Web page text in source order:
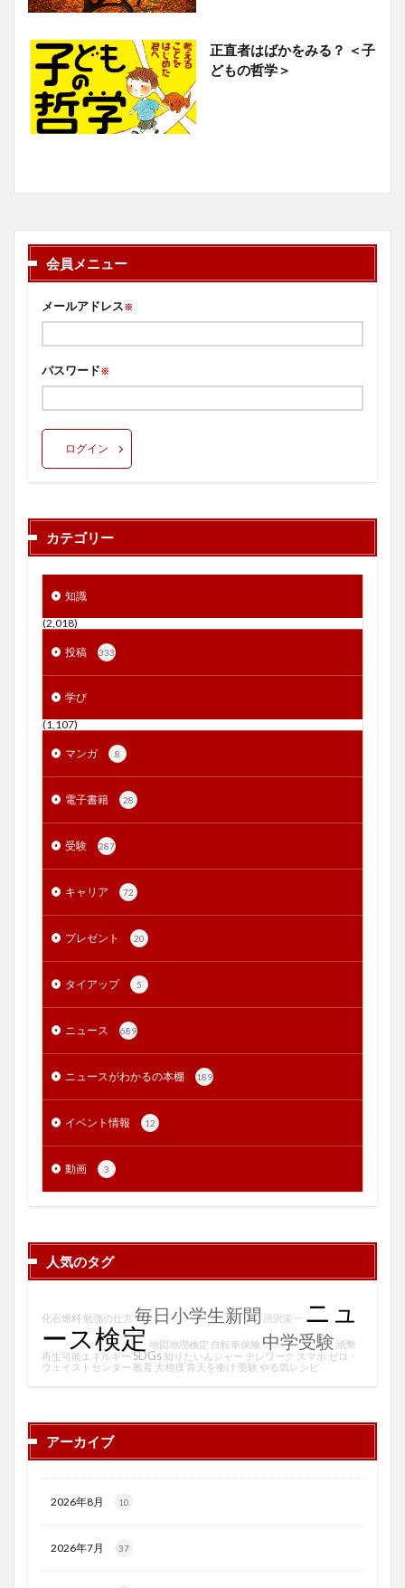
正直者はばかをみる？ ＜子
どもの哲学＞
会員メニュー
メールアドレス※
パスワード※
ログイン
カテゴリー
知識
(2,018)
投稿 333
学び
(1,107)
マンガ 8
電子書籍 28
受験 287
キャリア 72
プレゼント 20
タイアップ 5
ニュース 689
ニュースがわかるの本棚 189
イベント情報 12
動画 3
人気のタグ
化石燃料 勉強の仕方 毎日小学生新聞 渋沢栄一 ニュ
ース検定 地図地理検定 自転車保険 中学受験 紙幣
再生可能エネルギー SDGs 知りたいんジャー テレワーク スマホ ゼロ・
ウェイストセンター 教育 大相撲 青天を衝け 受験 やる気レシピ
アーカイブ
2026年8月 10
2026年7月 37